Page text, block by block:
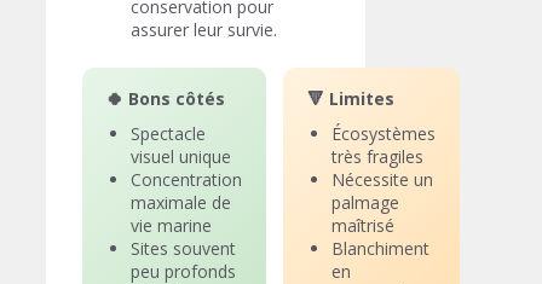
conservation pour
assurer leur survie.
🍀 Bons côtés
Spectacle
visuel unique
Concentration
maximale de
vie marine
Sites souvent
peu profonds
🔻 Limites
Écosystèmes
très fragiles
Nécessite un
palmage
maîtrisé
Blanchiment
en